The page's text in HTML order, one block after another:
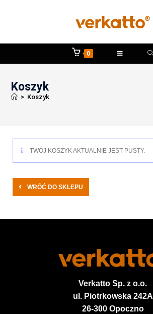
0
Koszyk
> Koszyk
TWÓJ KOSZYK AKTUALNIE JEST PUSTY.
WRÓĆ DO SKLEPU
Verkatto Sp. z o.o.
ul. Piotrkowska 242A
26-300 Opoczno